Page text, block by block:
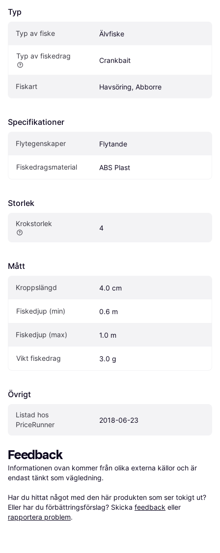
Typ
Typ av fiske Älvfiske
Typ av fiskedrag
Crankbait
Fiskart Havsöring, Abborre
Specifikationer
Flytegenskaper Flytande
Fiskedragsmaterial ABS Plast
Storlek
Krokstorlek
4
Mått
Kroppslängd 4.0 cm
Fiskedjup (min) 0.6 m
Fiskedjup (max) 1.0 m
Vikt fiskedrag 3.0 g
Övrigt
Listad hos
PriceRunner
2018-06-23
Feedback
Informationen ovan kommer från olika externa källor och är
endast tänkt som vägledning.
Har du hittat något med den här produkten som ser tokigt ut?
Eller har du förbättringsförslag? Skicka feedback eller
rapportera problem.